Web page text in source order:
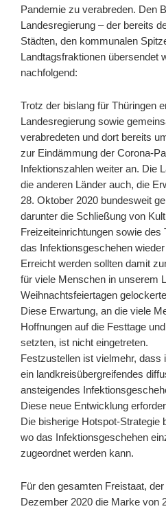
Pandemie zu verabreden. Den
Landesregierung – der bereits
Städten, den kommunalen
Landtagsfraktionen übersendet
nachfolgend:
Trotz der bislang für Thüringen
Landesregierung sowie
verabredeten und dort bereits
zur Eindämmung der Corona-
Infektionszahlen weiter an. Die
die anderen Länder auch, die
28. Oktober 2020 bundesweit
darunter die Schließung von
Freizeiteinrichtungen sowie des
das Infektionsgeschehen
Erreicht werden sollten damit
für viele Menschen in unserem
Weihnachtsfeiertagen
Diese Erwartung, an die viele
Hoffnungen auf die Festtage
setzten, ist nicht eingetreten.
Festzustellen ist vielmehr, dass
ein landkreisübergreifendes
ansteigendes
Diese neue Entwicklung
Die bisherige Hotspot-Strategie
wo das Infektionsgeschehen
zugeordnet werden kann.
Für den gesamten Freistaat,
Dezember 2020 die Marke von